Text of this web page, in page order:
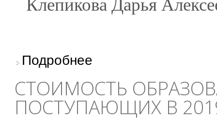
Клепикова Дарья
Подробнее
СТОИМОСТЬ
ПОСТУПАЮЩИХ В